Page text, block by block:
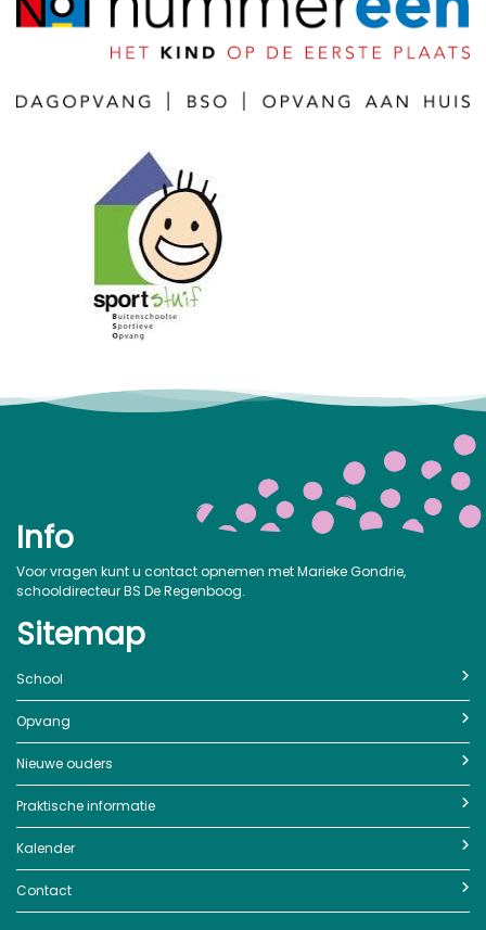
Info
Voor vragen kunt u contact opnemen met Marieke Gondrie,
schooldirecteur BS De Regenboog.
Sitemap
School
Opvang
Nieuwe ouders
Praktische informatie
Kalender
Contact